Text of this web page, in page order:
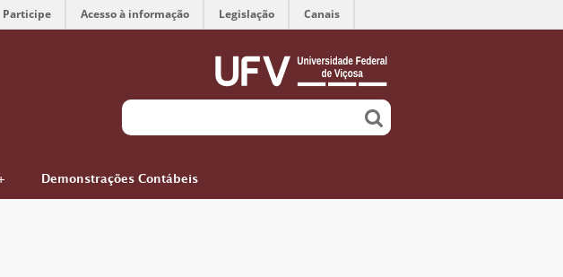
Participe Acesso à informação Legislação Canais
Demonstrações Contábeis